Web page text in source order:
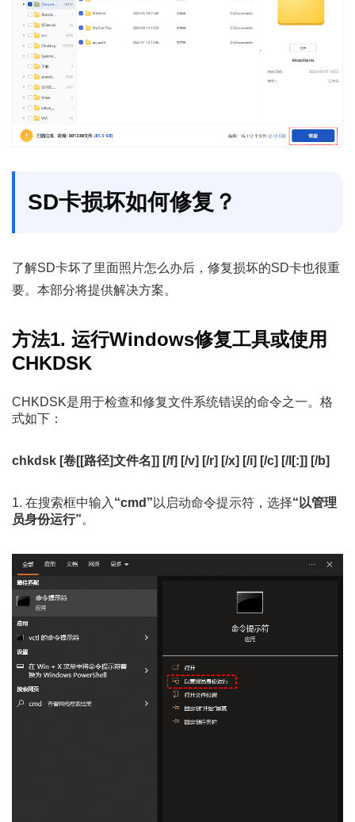
SD卡损坏如何修复？
了解SD卡坏了里面照片怎么办后，修复损坏的SD卡也很重
要。本部分将提供解决方案。
方法1. 运行Windows修复工具或使用
CHKDSK
CHKDSK是用于检查和修复文件系统错误的命令之一。格
式如下：
chkdsk [卷[[路径]文件名]] [/f] [/v] [/r] [/x] [/i] [/c] [/l[:]] [/b]
1. 在搜索框中输入 “cmd” 以启动命令提示符，选择“以管理
员身份运行”。